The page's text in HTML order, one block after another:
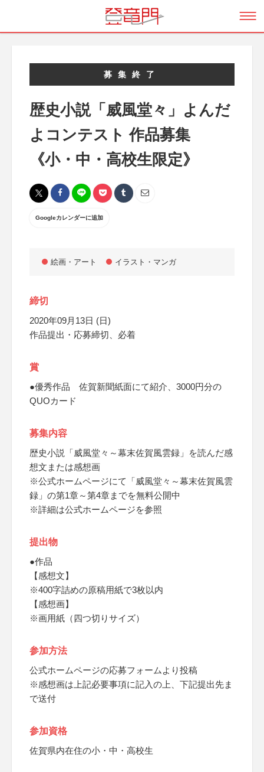
募集終了
歴史小説「威風堂々」よんだ
よコンテスト 作品募集
《小・中・高校生限定》
Googleカレンダーに追加
絵画・アート イラスト・マンガ
締切
2020年09月13日 (日)
作品提出・応募締切、必着
賞
●優秀作品 佐賀新聞紙面にて紹介、3000円分の
QUOカード
募集内容
歴史小説「威風堂々～幕末佐賀風雲録」を読んだ感
想文または感想画
※公式ホームページにて「威風堂々～幕末佐賀風雲
録」の第1章～第4章までを無料公開中
※詳細は公式ホームページを参照
提出物
●作品
【感想文】
※400字詰めの原稿用紙で3枚以内
【感想画】
※画用紙（四つ切りサイズ）
参加方法
公式ホームページの応募フォームより投稿
※感想画は上記必要事項に記入の上、下記提出先ま
で送付
参加資格
佐賀県内在住の小・中・高校生